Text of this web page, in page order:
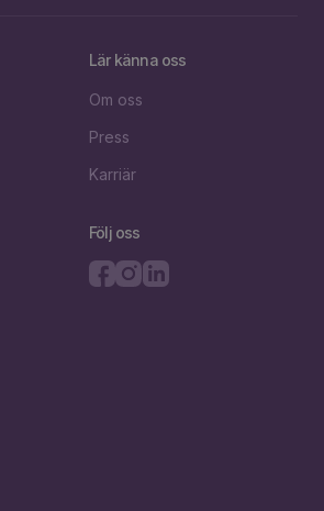
Lär känna oss
Om oss
Press
Karriär
Följ oss